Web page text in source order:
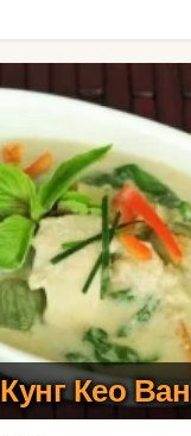
Кунг Кео Ван